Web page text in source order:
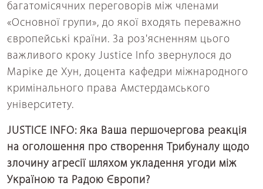
багатомісячних переговорів між членами
«Основної групи», до якої входять переважно
європейські країни. За роз'ясненням цього
важливого кроку Justice Info звернулося до
Маріке де Хун, доцента кафедри міжнародного
кримінального права Амстердамського
університету.
JUSTICE INFO: Яка Ваша першочергова реакція
на оголошення про створення Трибуналу щодо
злочину агресії шляхом укладення угоди між
Україною та Радою Європи?